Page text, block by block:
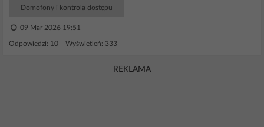
Domofony i kontrola dostępu
09 Mar 2026 19:51
Odpowiedzi: 10 Wyświetleń: 333
REKLAMA